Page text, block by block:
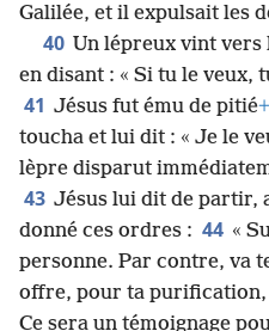
Galilée, et il expulsait les
40 Un lépreux vint vers
en disant : « Si tu le veux,
41 Jésus fut ému de pitié+
toucha et lui dit : « Je le
lèpre disparut
43 Jésus lui dit de partir,
donné ces ordres : 44 «
personne. Par contre, va
offre, pour ta purification,
Ce sera un témoignage